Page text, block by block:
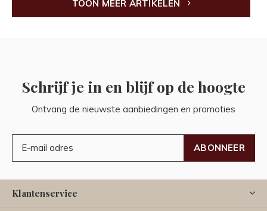
TOON MEER ARTIKELEN
Schrijf je in en blijf op de hoogte
Ontvang de nieuwste aanbiedingen en promoties
ABONNEER
Klantenservice